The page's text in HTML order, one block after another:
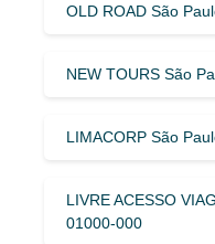
OLD ROAD São
NEW TOURS São
LIMACORP São
LIVRE ACESSO
01000-000